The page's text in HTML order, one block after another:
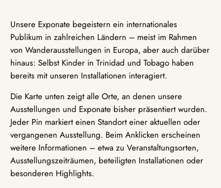
Unsere Exponate begeistern ein internationales
Publikum in zahlreichen Ländern – meist im Rahmen
von Wanderausstellungen in Europa, aber auch darüber
hinaus: Selbst Kinder in Trinidad und Tobago haben
bereits mit unseren Installationen interagiert.
Die Karte unten zeigt alle Orte, an denen unsere
Ausstellungen und Exponate bisher präsentiert wurden.
Jeder Pin markiert einen Standort einer aktuellen oder
vergangenen Ausstellung. Beim Anklicken erscheinen
weitere Informationen – etwa zu Veranstaltungsorten,
Ausstellungszeiträumen, beteiligten Installationen oder
besonderen Highlights.